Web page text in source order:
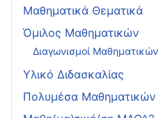
Μαθηματικά Θεματικά
Όμιλος Μαθηματικών
Διαγωνισμοί Μαθηματικών
Υλικό Διδασκαλίας
Πολυμέσα Μαθηματικών